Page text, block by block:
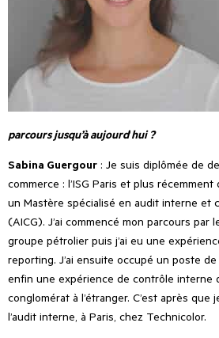
parcours jusqu’à aujourd’hui ?
Sabina Guergour : Je suis diplômée de
commerce : l’ISG Paris et plus récemment
un Mastère spécialisé en audit interne et
(AICG). J’ai commencé mon parcours par
groupe pétrolier puis j’ai eu une
reporting. J’ai ensuite occupé un poste
enfin une expérience de contrôle interne
conglomérat à l’étranger. C’est après que
l’audit interne, à Paris, chez Technicolor.